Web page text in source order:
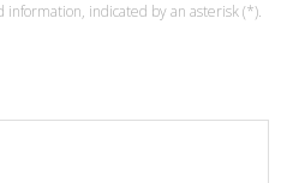
indicated by an asterisk (*).